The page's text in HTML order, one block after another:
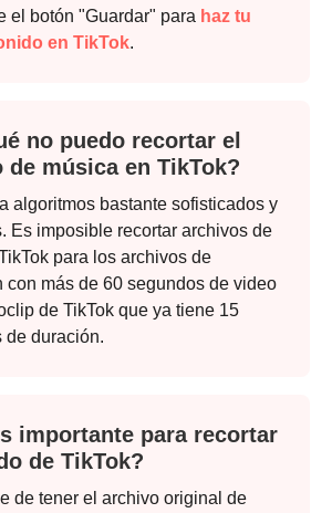
el botón "Guardar" para haz tu
en TikTok.
no puedo recortar el
de música en TikTok?
algoritmos bastante sofisticados y
Es imposible recortar archivos de
para los archivos de
con más de 60 segundos de video
de TikTok que ya tiene 15
de duración.
importante para recortar
de TikTok?
de tener el archivo original de